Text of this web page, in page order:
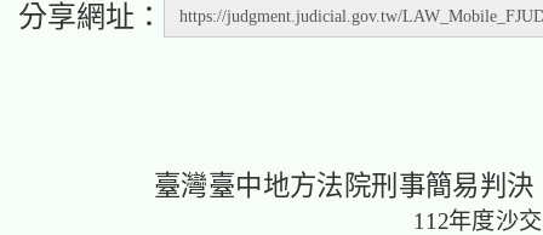
分享網址：
臺灣臺中地方法院刑事簡易判決
112年度沙